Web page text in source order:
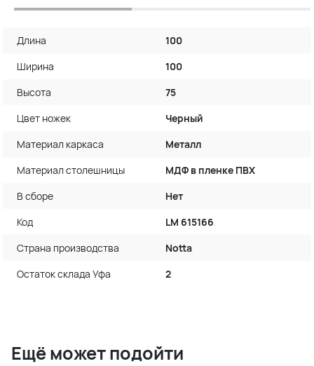
Длина
100
Ширина
100
Высота
75
Цвет ножек
Черный
Материал каркаса
Металл
Материал столешницы
МДФ в пленке ПВХ
В сборе
Нет
Код
LM 615166
Страна производства
Notta
Остаток склада Уфа
2
Ещё может подойти